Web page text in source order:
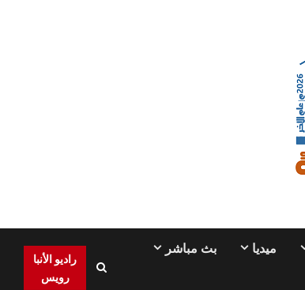
ميديا بث مباشر
راديو الأنبا
رويس